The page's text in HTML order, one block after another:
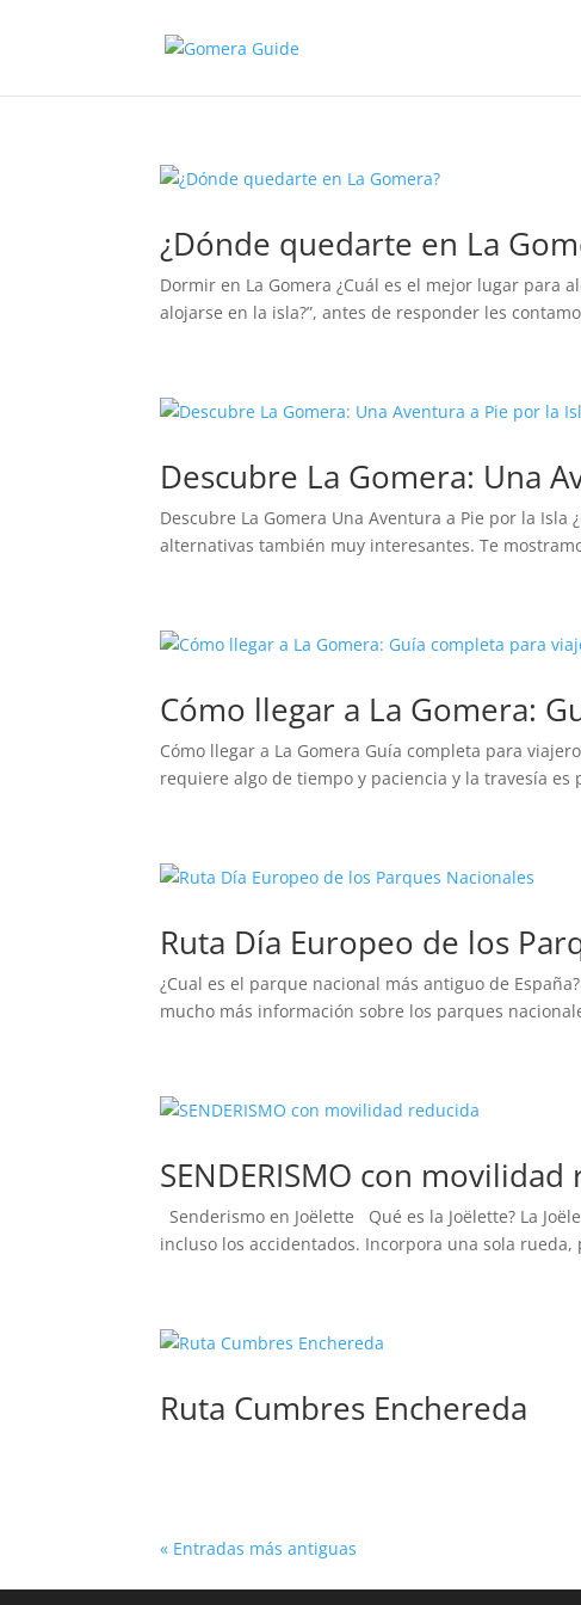
¿Dónde quedarte en La
Dormir en La Gomera ¿Cuál es el mejor lugar para
alojarse en la isla?”, antes de responder les
Descubre La Gomera: Una
Descubre La Gomera Una Aventura a Pie por la
alternativas también muy interesantes. Te
Cómo llegar a La Gomera:
Cómo llegar a La Gomera Guía completa para
requiere algo de tiempo y paciencia y la travesía
Ruta Día Europeo de los
¿Cual es el parque nacional más antiguo de
mucho más información sobre los parques
SENDERISMO con
Senderismo en Joëlette Qué es la Joëlette? La
incluso los accidentados. Incorpora una sola
Ruta Cumbres Enchereda
« Entradas más antiguas